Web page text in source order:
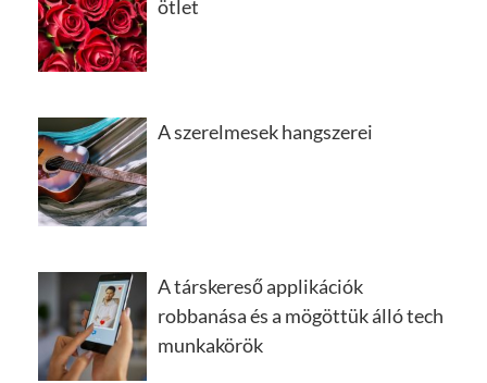
ötlet
A szerelmesek hangszerei
A társkereső applikációk
robbanása és a mögöttük álló tech
munkakörök